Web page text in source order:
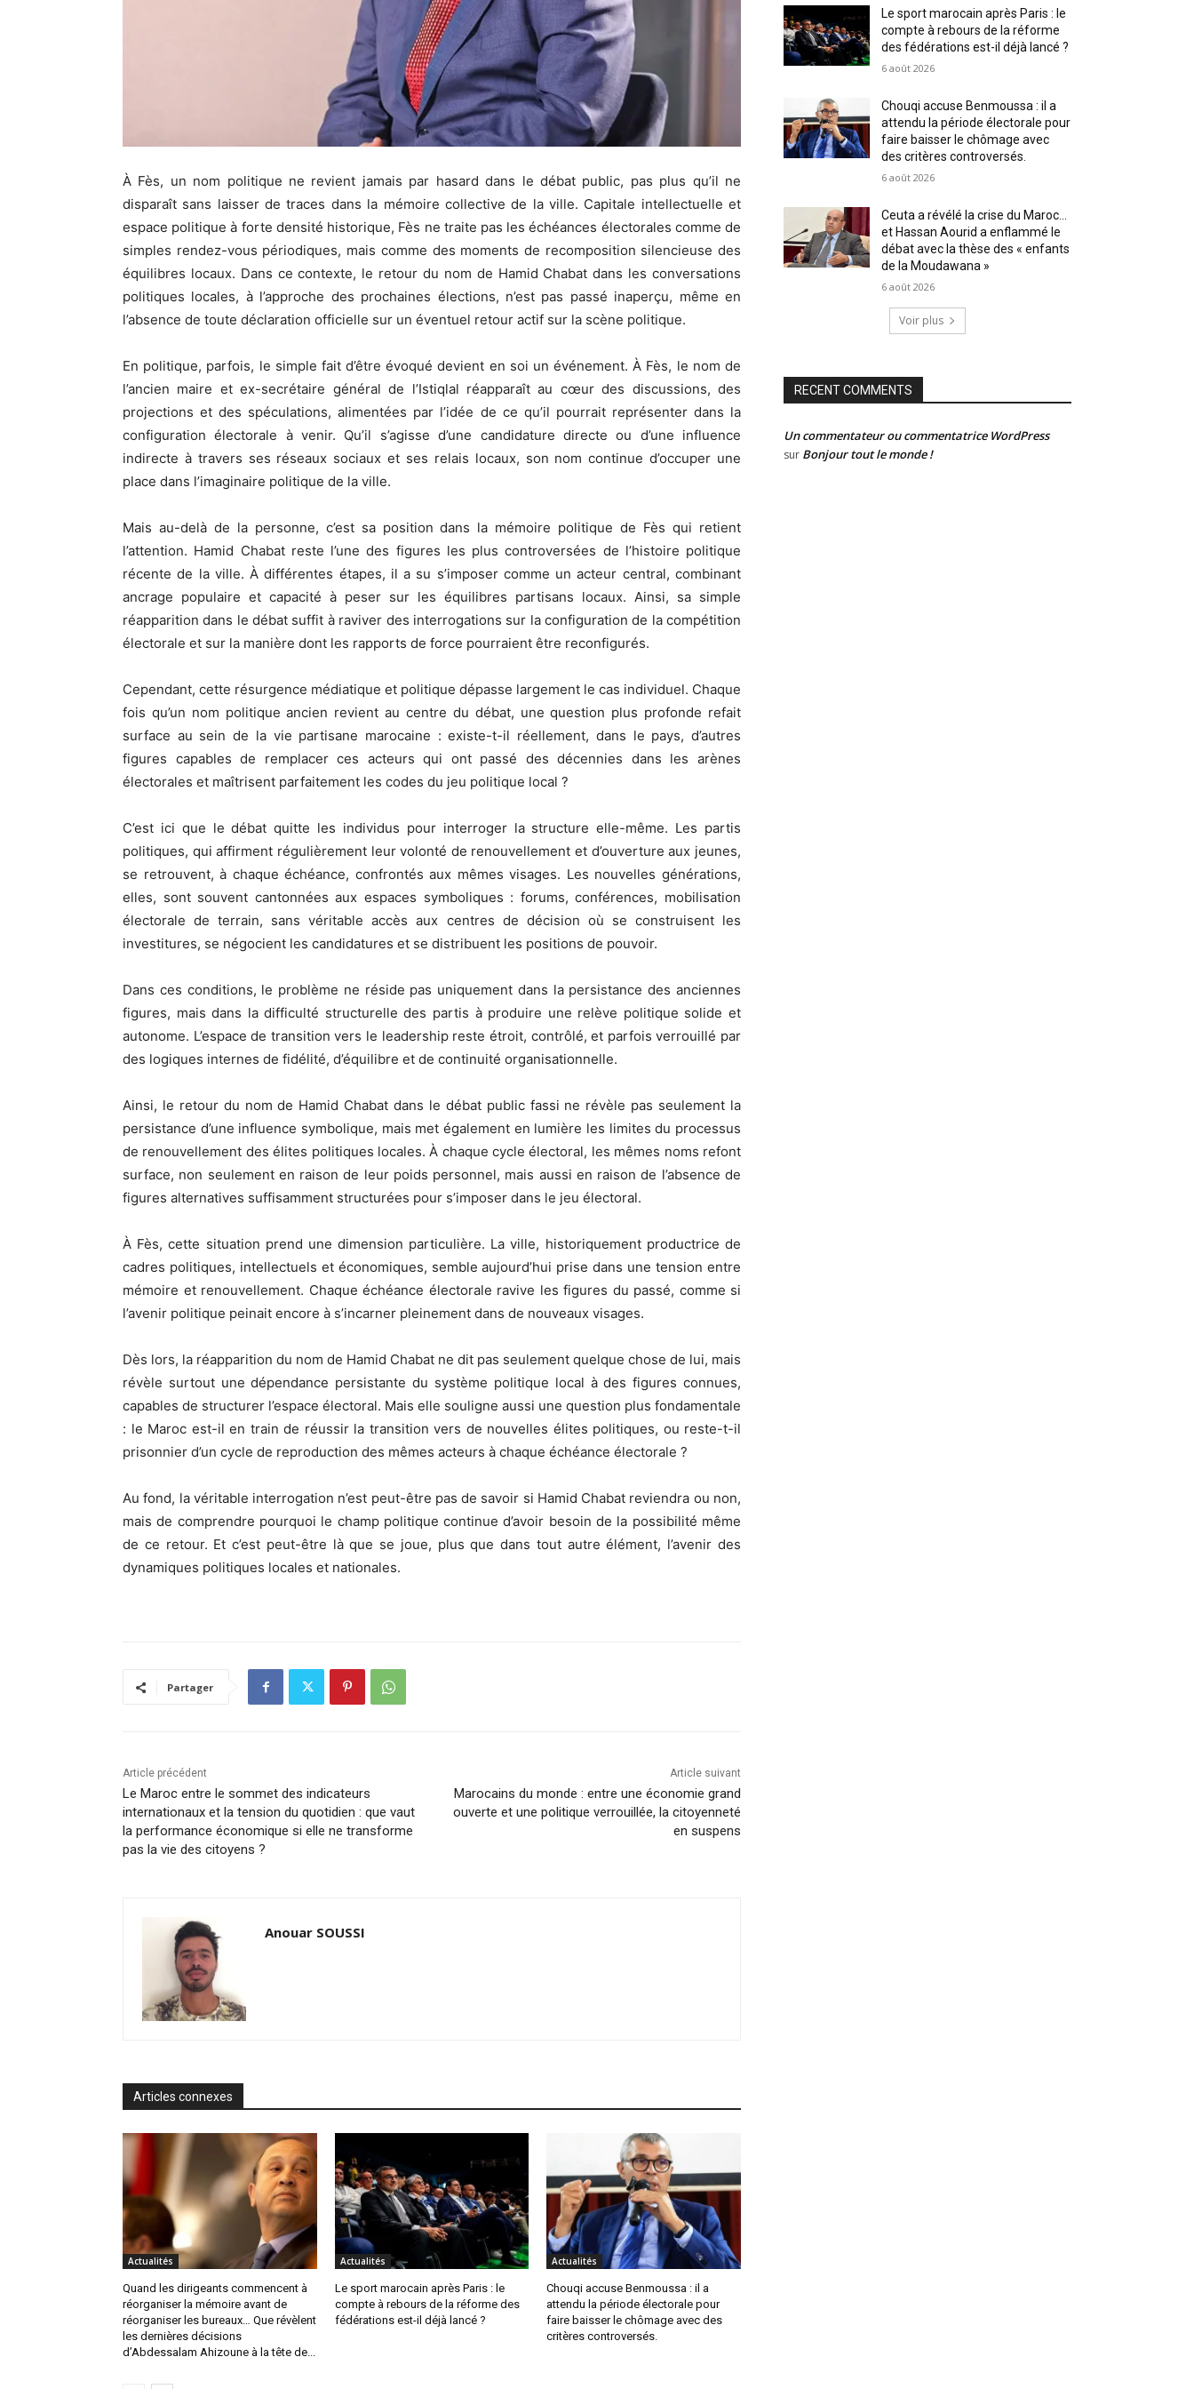
À Fès, un nom politique ne revient jamais par hasard dans le débat public, pas plus qu’il ne
disparaît sans laisser de traces dans la mémoire collective de la ville. Capitale intellectuelle et
espace politique à forte densité historique, Fès ne traite pas les échéances électorales comme de
simples rendez-vous périodiques, mais comme des moments de recomposition silencieuse des
équilibres locaux. Dans ce contexte, le retour du nom de Hamid Chabat dans les conversations
politiques locales, à l’approche des prochaines élections, n’est pas passé inaperçu, même en
l’absence de toute déclaration officielle sur un éventuel retour actif sur la scène politique.
En politique, parfois, le simple fait d’être évoqué devient en soi un événement. À Fès, le nom de
l’ancien maire et ex-secrétaire général de l’Istiqlal réapparaît au cœur des discussions, des
projections et des spéculations, alimentées par l’idée de ce qu’il pourrait représenter dans la
configuration électorale à venir. Qu’il s’agisse d’une candidature directe ou d’une influence
indirecte à travers ses réseaux sociaux et ses relais locaux, son nom continue d’occuper une
place dans l’imaginaire politique de la ville.
Mais au-delà de la personne, c’est sa position dans la mémoire politique de Fès qui retient
l’attention. Hamid Chabat reste l’une des figures les plus controversées de l’histoire politique
récente de la ville. À différentes étapes, il a su s’imposer comme un acteur central, combinant
ancrage populaire et capacité à peser sur les équilibres partisans locaux. Ainsi, sa simple
réapparition dans le débat suffit à raviver des interrogations sur la configuration de la compétition
électorale et sur la manière dont les rapports de force pourraient être reconfigurés.
Cependant, cette résurgence médiatique et politique dépasse largement le cas individuel. Chaque
fois qu’un nom politique ancien revient au centre du débat, une question plus profonde refait
surface au sein de la vie partisane marocaine : existe-t-il réellement, dans le pays, d’autres
figures capables de remplacer ces acteurs qui ont passé des décennies dans les arènes
électorales et maîtrisent parfaitement les codes du jeu politique local ?
C’est ici que le débat quitte les individus pour interroger la structure elle-même. Les partis
politiques, qui affirment régulièrement leur volonté de renouvellement et d’ouverture aux jeunes,
se retrouvent, à chaque échéance, confrontés aux mêmes visages. Les nouvelles générations,
elles, sont souvent cantonnées aux espaces symboliques : forums, conférences, mobilisation
électorale de terrain, sans véritable accès aux centres de décision où se construisent les
investitures, se négocient les candidatures et se distribuent les positions de pouvoir.
Dans ces conditions, le problème ne réside pas uniquement dans la persistance des anciennes
figures, mais dans la difficulté structurelle des partis à produire une relève politique solide et
autonome. L’espace de transition vers le leadership reste étroit, contrôlé, et parfois verrouillé par
des logiques internes de fidélité, d’équilibre et de continuité organisationnelle.
Ainsi, le retour du nom de Hamid Chabat dans le débat public fassi ne révèle pas seulement la
persistance d’une influence symbolique, mais met également en lumière les limites du processus
de renouvellement des élites politiques locales. À chaque cycle électoral, les mêmes noms refont
surface, non seulement en raison de leur poids personnel, mais aussi en raison de l’absence de
figures alternatives suffisamment structurées pour s’imposer dans le jeu électoral.
À Fès, cette situation prend une dimension particulière. La ville, historiquement productrice de
cadres politiques, intellectuels et économiques, semble aujourd’hui prise dans une tension entre
mémoire et renouvellement. Chaque échéance électorale ravive les figures du passé, comme si
l’avenir politique peinait encore à s’incarner pleinement dans de nouveaux visages.
Dès lors, la réapparition du nom de Hamid Chabat ne dit pas seulement quelque chose de lui, mais
révèle surtout une dépendance persistante du système politique local à des figures connues,
capables de structurer l’espace électoral. Mais elle souligne aussi une question plus fondamentale
: le Maroc est-il en train de réussir la transition vers de nouvelles élites politiques, ou reste-t-il
prisonnier d’un cycle de reproduction des mêmes acteurs à chaque échéance électorale ?
Au fond, la véritable interrogation n’est peut-être pas de savoir si Hamid Chabat reviendra ou non,
mais de comprendre pourquoi le champ politique continue d’avoir besoin de la possibilité même
de ce retour. Et c’est peut-être là que se joue, plus que dans tout autre élément, l’avenir des
dynamiques politiques locales et nationales.
Partager
Article précédent
Le Maroc entre le sommet des indicateurs
internationaux et la tension du quotidien : que vaut
la performance économique si elle ne transforme
pas la vie des citoyens ?
Article suivant
Marocains du monde : entre une économie grand
ouverte et une politique verrouillée, la citoyenneté
en suspens
Anouar SOUSSI
Articles connexes
Actualités
Quand les dirigeants commencent à
réorganiser la mémoire avant de
réorganiser les bureaux… Que révèlent
les dernières décisions
d’Abdessalam Ahizoune à la tête de...
Actualités
Le sport marocain après Paris : le
compte à rebours de la réforme des
fédérations est-il déjà lancé ?
Actualités
Chouqi accuse Benmoussa : il a
attendu la période électorale pour
faire baisser le chômage avec des
critères controversés.
Le sport marocain après Paris : le
compte à rebours de la réforme
des fédérations est-il déjà lancé ?
6 août 2026
Chouqi accuse Benmoussa : il a
attendu la période électorale pour
faire baisser le chômage avec
des critères controversés.
6 août 2026
Ceuta a révélé la crise du Maroc…
et Hassan Aourid a enflammé le
débat avec la thèse des « enfants
de la Moudawana »
6 août 2026
Voir plus
RECENT COMMENTS
Un commentateur ou commentatrice WordPress
sur Bonjour tout le monde !